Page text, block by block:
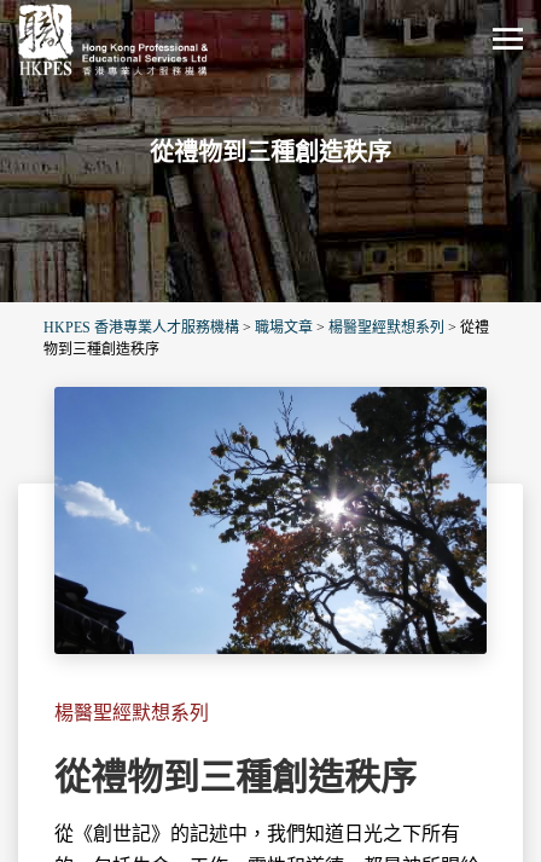
從禮物到三種創造秩序
HKPES 香港專業人才服務機構 > 職場文章 > 楊醫聖經默想系列 > 從禮
物到三種創造秩序
楊醫聖經默想系列
從禮物到三種創造秩序
從《創世記》的記述中，我們知道日光之下所有